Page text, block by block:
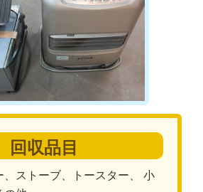
回収品目
、ストーブ、トースター、 小